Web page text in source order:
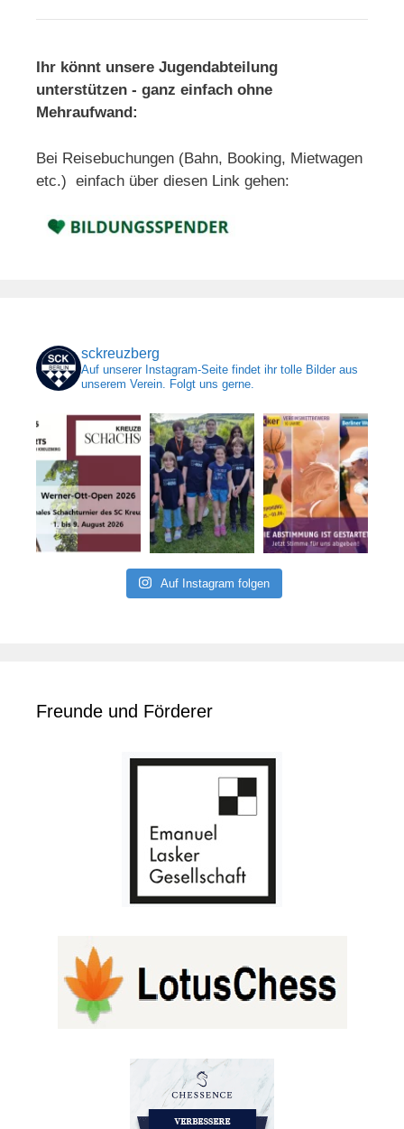
Ihr könnt unsere Jugendabteilung
unterstützen - ganz einfach ohne
Mehraufwand:
Bei Reisebuchungen (Bahn, Booking, Mietwagen
etc.) einfach über diesen Link gehen:
sckreuzberg
Auf unserer Instagram-Seite findet ihr tolle Bilder aus
unserem Verein. Folgt uns gerne.
Auf Instagram folgen
Freunde und Förderer